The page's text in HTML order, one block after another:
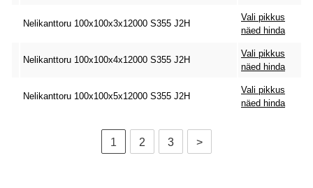
Nelikanttoru 100x100x3x12000 S355 J2H
Vali pikkus
näed hinda
Nelikanttoru 100x100x4x12000 S355 J2H
Vali pikkus
näed hinda
Nelikanttoru 100x100x5x12000 S355 J2H
Vali pikkus
näed hinda
1 2 3 >